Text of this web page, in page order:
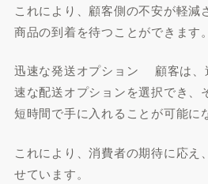
これにより、顧客側の不安が軽減
商品の到着を待つことができます。
迅速な発送オプション 顧客は、
速な配送オプションを選択でき、
短時間で手に入れることが可能に
これにより、消費者の期待に応え
せています。